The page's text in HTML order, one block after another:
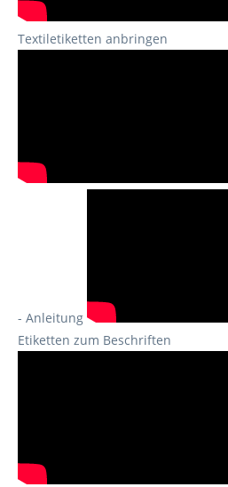
Textiletiketten anbringen
- Anleitung
Etiketten zum Beschriften